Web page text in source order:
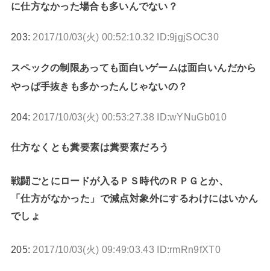
に仕方なかった場合も多いんでない？
203: 2017/10/03(火) 00:52:10.32 ID:9jgjSOC30
スペックの制限あっても面白いゲームは面白いんだから
やっぱ手抜きも多かったんじゃないの？
204: 2017/10/03(火) 00:53:27.38 ID:wYNuGb010
仕方なくとも糞要素は糞要素だろう
戦闘ごとにロードが入るＰＳ時代のＲＰＧとか、
「仕方がなかった」で減点対象外にするわけにはいかん
でしょ
205: 2017/10/03(火) 09:49:03.43 ID:rmRn9fXT0